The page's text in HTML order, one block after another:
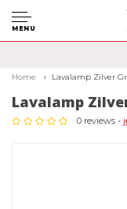
MENU
Home Lavalamp Zilver
Lavalamp
0 reviews -